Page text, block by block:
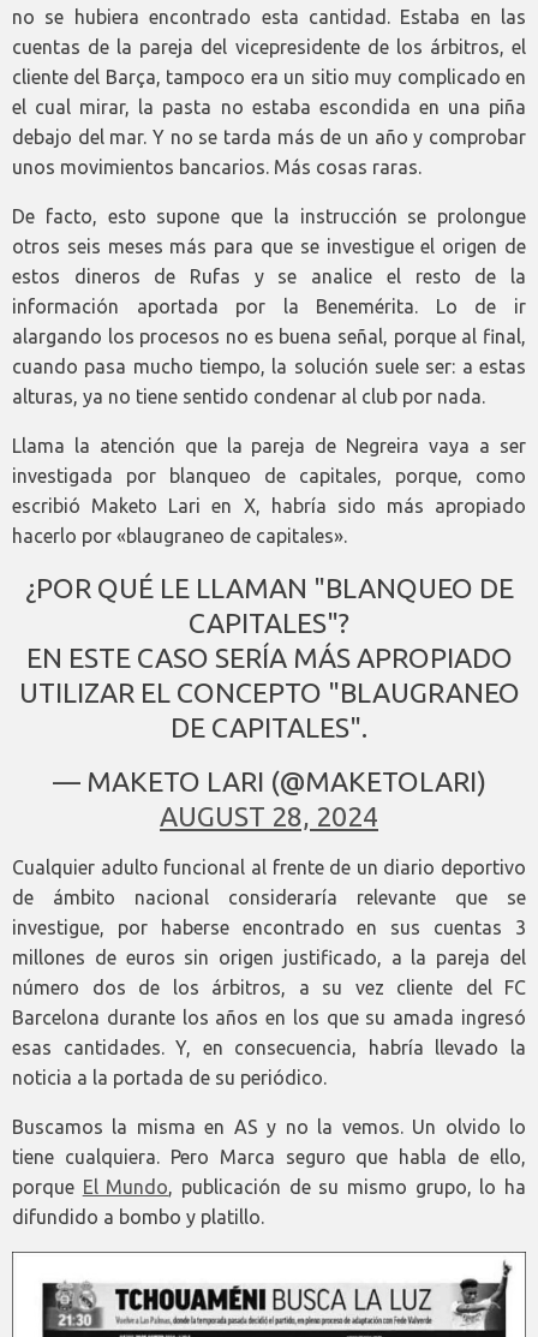
no se hubiera encontrado esta cantidad. Estaba en las
cuentas de la pareja del vicepresidente de los árbitros, el
cliente del Barça, tampoco era un sitio muy complicado en
el cual mirar, la pasta no estaba escondida en una piña
debajo del mar. Y no se tarda más de un año y comprobar
unos movimientos bancarios. Más cosas raras.
De facto, esto supone que la instrucción se prolongue
otros seis meses más para que se investigue el origen de
estos dineros de Rufas y se analice el resto de la
información aportada por la Benemérita. Lo de ir
alargando los procesos no es buena señal, porque al final,
cuando pasa mucho tiempo, la solución suele ser: a estas
alturas, ya no tiene sentido condenar al club por nada.
Llama la atención que la pareja de Negreira vaya a ser
investigada por blanqueo de capitales, porque, como
escribió Maketo Lari en X, habría sido más apropiado
hacerlo por «blaugraneo de capitales».
¿POR QUÉ LE LLAMAN "BLANQUEO DE
CAPITALES"?
EN ESTE CASO SERÍA MÁS APROPIADO
UTILIZAR EL CONCEPTO "BLAUGRANEO
DE CAPITALES".
— MAKETO LARI (@MAKETOLARI)
AUGUST 28, 2024
Cualquier adulto funcional al frente de un diario deportivo
de ámbito nacional consideraría relevante que se
investigue, por haberse encontrado en sus cuentas 3
millones de euros sin origen justificado, a la pareja del
número dos de los árbitros, a su vez cliente del FC
Barcelona durante los años en los que su amada ingresó
esas cantidades. Y, en consecuencia, habría llevado la
noticia a la portada de su periódico.
Buscamos la misma en AS y no la vemos. Un olvido lo
tiene cualquiera. Pero Marca seguro que habla de ello,
porque El Mundo, publicación de su mismo grupo, lo ha
difundido a bombo y platillo.